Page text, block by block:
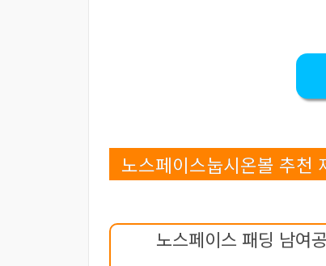
노스페이스눕시온볼 추천
노스페이스 패딩 남여